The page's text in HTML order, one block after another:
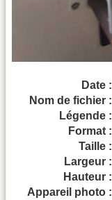
Date :
Nom de fichier :
Légende :
Format :
Taille :
Largeur :
Hauteur :
Appareil photo :